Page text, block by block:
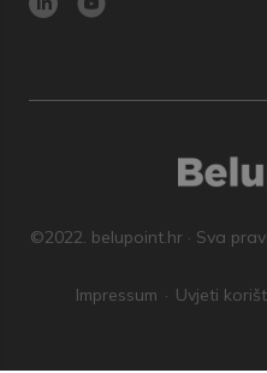
©2022. belupoint.hr · Sva
Impressum Uvjeti